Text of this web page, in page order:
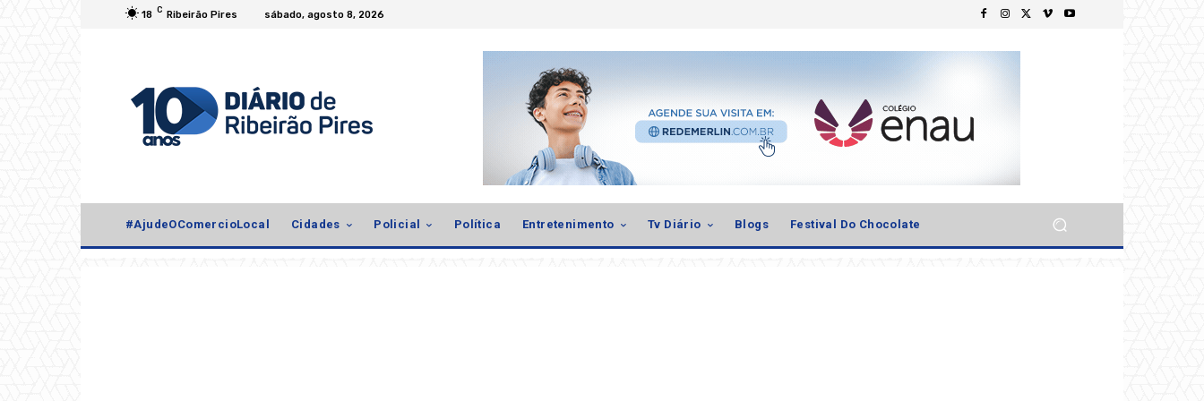
18 C Ribeirão Pires sábado, agosto 8, 2026
#AjudeOComercioLocal Cidades Policial Política Entretenimento Tv Diário Blogs Festival Do Chocolate